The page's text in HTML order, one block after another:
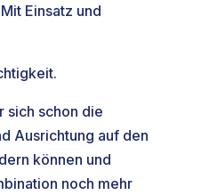
Einsatz und
sich schon die
Ausrichtung auf den
können und
noch mehr